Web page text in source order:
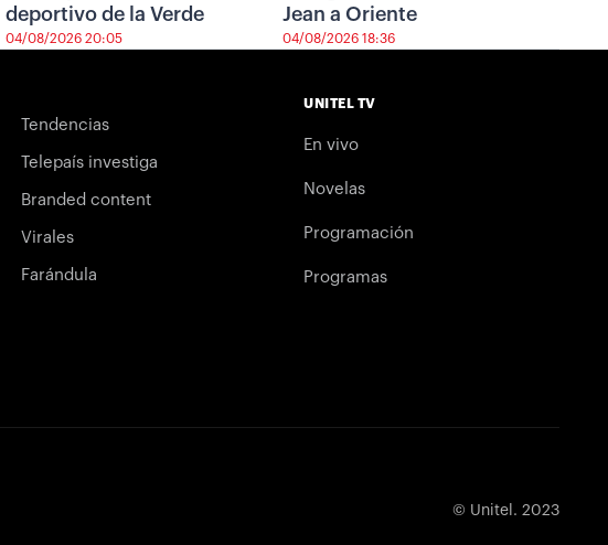
deportivo de la Verde
04/08/2026 20:05
Jean a Oriente
04/08/2026 18:36
Tendencias
Telepaís investiga
Branded content
Virales
Farándula
UNITEL TV
En vivo
Novelas
Programación
Programas
© Unitel. 2023